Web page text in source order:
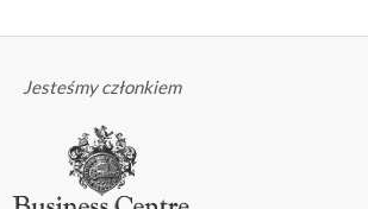
Jesteśmy członkiem